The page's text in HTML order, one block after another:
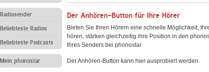
Radiosender
Beliebteste Radios
Beliebteste Podcasts
Mein phonostar
Der Anhören-Button für Ihre Hörer
Bieten Sie Ihren Hörern eine schnelle Möglichkeit,
hören, stärken gleichzeitig ihre Position in den
Ihres Senders bei phonostar.
Der Anhören-Button kann hier ausprobiert werden.